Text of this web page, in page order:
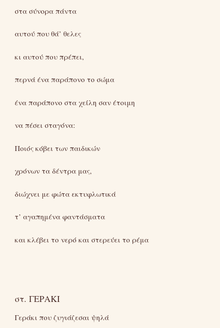
στα σύνορα πάντα
αυτού που θά’ θελες
κι αυτού που πρέπει,
περνά ένα παράπονο το σώμα
ένα παράπονο στα χείλη σαν έτοιμη
να πέσει σταγόνα:
Ποιός κόβει των παιδικών
χρόνων τα δέντρα μας,
διώχνει με φώτα εκτυφλωτικά
τ’ αγαπημένα φαντάσματα
και κλέβει το νερό και στερεύει το ρέμα
στ. ΓΕΡΑΚΙ
Γεράκι που ζυγιάζεσαι ψηλά